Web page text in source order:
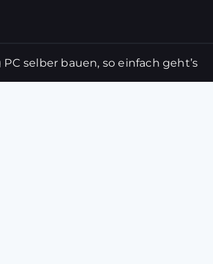
selber bauen, so einfach geht’s